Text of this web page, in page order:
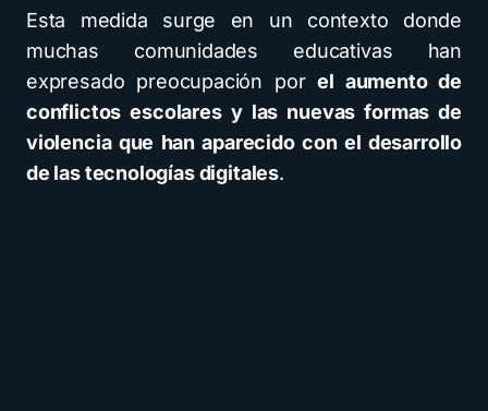
Esta medida surge en un contexto donde
muchas comunidades educativas han
expresado preocupación porel aumento de
conflictos escolares y las nuevas formas de
violencia que han aparecido con el desarrollo
de las tecnologías digitales.